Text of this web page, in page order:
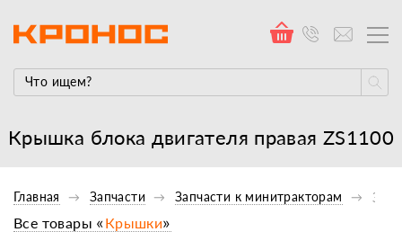
Крышка блока двигателя правая ZS1100
Главная Запчасти Запчасти к минитракторам
Все товары «Крышки»